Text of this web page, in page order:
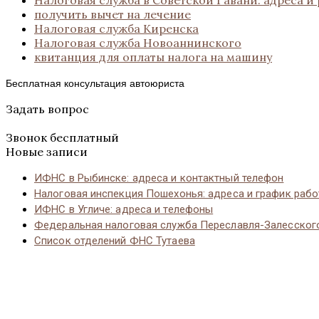
получить вычет на лечение
Налоговая служба Киренска
Налоговая служба Новоаннинского
квитанция для оплаты налога на машину
Бесплатная консультация автоюриста
Задать вопрос
Звонок бесплатный
Новые записи
ИФНС в Рыбинске: адреса и контактный телефон
Налоговая инспекция Пошехонья: адреса и график
ИФНС в Угличе: адреса и телефоны
Федеральная налоговая служба Переславля-
Список отделений ФНС Тутаева